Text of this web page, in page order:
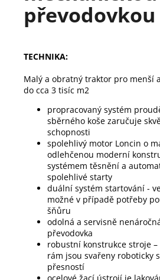
převodovkou
TECHNIKA:
Malý a obratný traktor pro menší
do cca 3 tisíc m2
propracovaný systém
sběrného koše zaručuje
schopnosti
spolehlivý motor Loncin o
odlehčenou moderní
systémem těsnění a
spolehlivé starty
duální systém startování -
možné v případě potřeby
šňůru
odolná a servisně
převodovka
robustní konstrukce stroje
rám jsou svařeny roboticky
přesností